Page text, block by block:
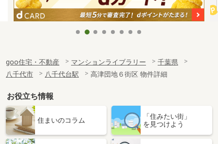
goo住宅・不動産 マンションライブラリー
千葉県
八千代市
八千代台駅 高津団地６街区 物件詳細
お役立ち情報
住まいのコラム
「住みたい街」
を見つけよう